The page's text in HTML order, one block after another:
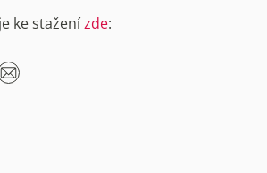
ke staženízde: